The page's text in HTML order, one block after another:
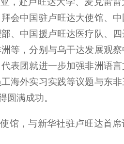
会中国驻卢旺达大使馆、
、中国援卢旺达医疗队、
等，分别与乌干达发展观
表团就进一步加强非洲语
海外实习实践等议题与东
圆满成功。
馆，与新华社驻卢旺达首席